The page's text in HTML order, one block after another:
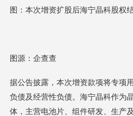
图：本次增资扩股后海宁晶科股权
图源：企查查
据公告披露，本次增资款项将专项
负债及经营性负债。海宁晶科作为
体，主营电池片、组件研发、生产